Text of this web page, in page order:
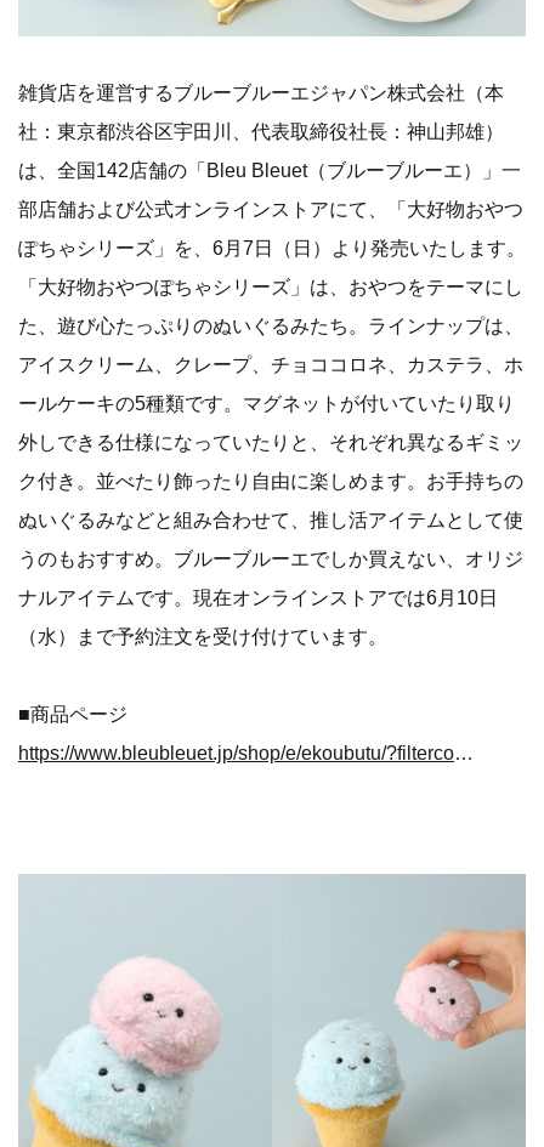
雑貨店を運営するブルーブルーエジャパン株式会社（本
社：東京都渋谷区宇田川、代表取締役社長：神山邦雄）
は、全国142店舗の「Bleu Bleuet（ブルーブルーエ）」一
部店舗および公式オンラインストアにて、「大好物おやつ
ぽちゃシリーズ」を、6月7日（日）より発売いたします。
「大好物おやつぽちゃシリーズ」は、おやつをテーマにし
た、遊び心たっぷりのぬいぐるみたち。ラインナップは、
アイスクリーム、クレープ、チョココロネ、カステラ、ホ
ールケーキの5種類です。マグネットが付いていたり取り
外しできる仕様になっていたりと、それぞれ異なるギミッ
ク付き。並べたり飾ったり自由に楽しめます。お手持ちの
ぬいぐるみなどと組み合わせて、推し活アイテムとして使
うのもおすすめ。ブルーブルーエでしか買えない、オリジ
ナルアイテムです。現在オンラインストアでは6月10日
（水）まで予約注文を受け付けています。
■商品ページ
https://www.bleubleuet.jp/shop/e/ekoubutu/?filtercode13=1